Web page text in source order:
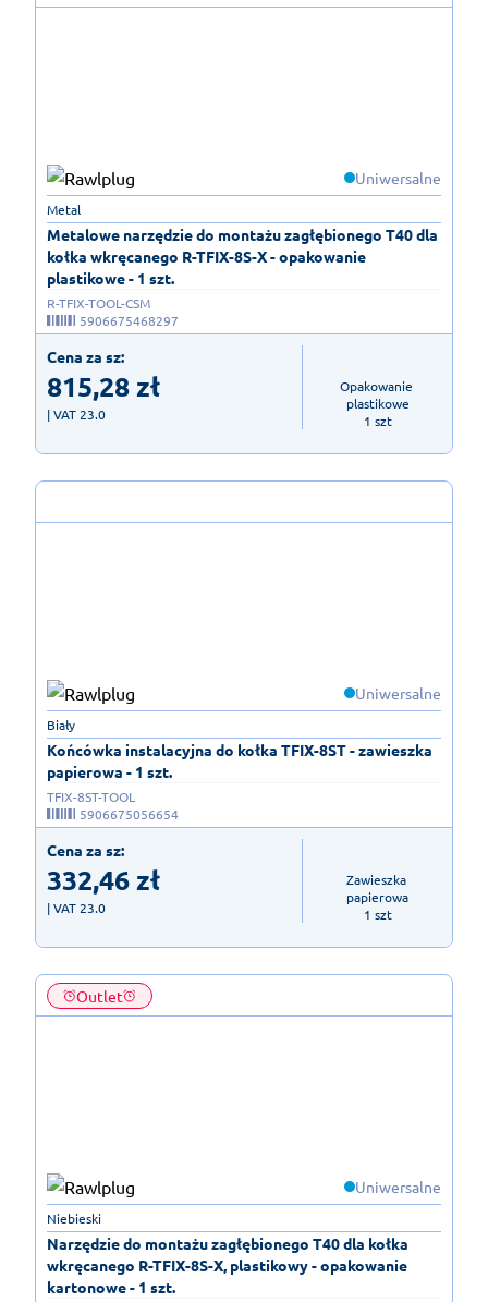
Uniwersalne
Metalowe narzędzie do montażu zagłębionego T40 dla
kołka wkręcanego R-TFIX-8S-X - opakowanie
plastikowe - 1 szt.
Metal
R-TFIX-TOOL-CSM
5906675468297
Cena za sz:
815,28zł
| VAT 23.0
Opakowanie
plastikowe
1 szt
Uniwersalne
Końcówka instalacyjna do kołka TFIX-8ST - zawieszka
papierowa - 1 szt.
Biały
TFIX-8ST-TOOL
5906675056654
Cena za sz:
332,46zł
| VAT 23.0
Zawieszka
papierowa
1 szt
Outlet
Uniwersalne
Narzędzie do montażu zagłębionego T40 dla kołka
wkręcanego R-TFIX-8S-X, plastikowy - opakowanie
kartonowe - 1 szt.
Niebieski